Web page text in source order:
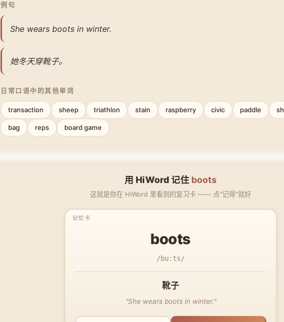
例句
She wears boots in winter.
她冬天穿靴子。
日常口语中的其他单词
transaction sheep triathlon stain raspberry civic paddle
bag reps board game
用 HiWord 记住 boots
这就是你在 HiWord 里看到的复习卡 —— 点"记得"就好
boots
/buːts/
靴子
"She wears boots in winter."